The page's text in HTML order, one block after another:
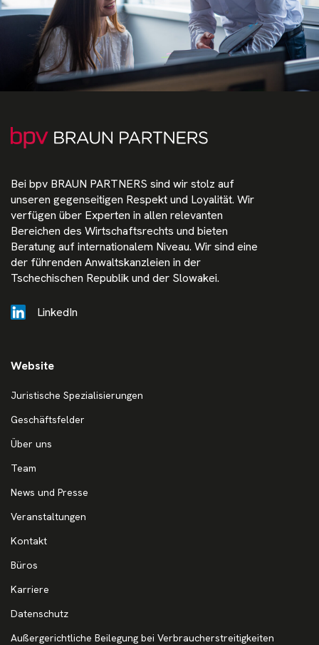
Bei bpv BRAUN PARTNERS sind wir stolz auf
unseren gegenseitigen Respekt und Loyalität. Wir
verfügen über Experten in allen relevanten
Bereichen des Wirtschaftsrechts und bieten
Beratung auf internationalem Niveau. Wir sind eine
der führenden Anwaltskanzleien in der
Tschechischen Republik und der Slowakei.
LinkedIn
Website
Juristische Spezialisierungen
Geschäftsfelder
Über uns
Team
News und Presse
Veranstaltungen
Kontakt
Büros
Karriere
Datenschutz
Außergerichtliche Beilegung bei Verbraucherstreitigkeiten